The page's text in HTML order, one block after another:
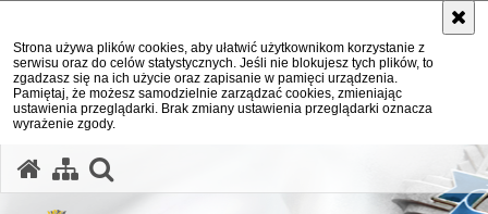
Strona używa plików cookies, aby ułatwić użytkownikom korzystanie z
serwisu oraz do celów statystycznych. Jeśli nie blokujesz tych plików, to
zgadzasz się na ich użycie oraz zapisanie w pamięci urządzenia.
Pamiętaj, że możesz samodzielnie zarządzać cookies, zmieniając
ustawienia przeglądarki. Brak zmiany ustawienia przeglądarki oznacza
wyrażenie zgody.